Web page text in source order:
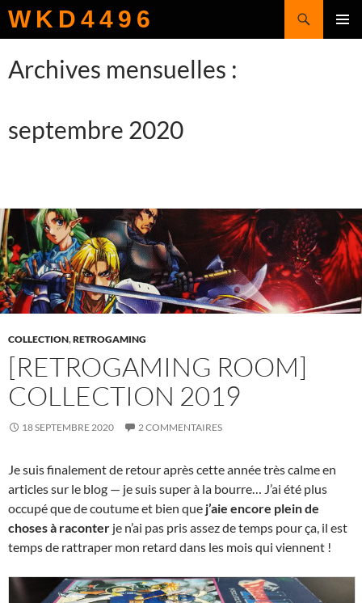
WKD4496
Recherche
CONTENU
Archives mensuelles :
septembre 2020
COLLECTION,RETROGAMING
[RETROGAMING ROOM]
COLLECTION 2019
18 SEPTEMBRE 2020 2 COMMENTAIRES
Je suis finalement de retour après cette année très calme en
articles sur le blog — je suis super à la bourre… J’ai été plus
occupé que de coutume et bien que j’aie encore plein de
choses à raconter je n’ai pas pris assez de temps pour ça, il est
temps de rattraper mon retard dans les mois qui viennent !